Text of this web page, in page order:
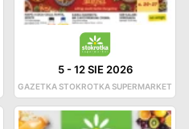
5-12 SIE 2026
GAZETKA STOKROTKA SUPERMARKET